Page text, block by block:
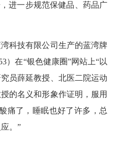
进一步规范保健品、药品广
科技有限公司生产的蓝湾牌
）在“银色健康圈”网站上“以
员薛延教授、北医二院运动
的名义和形象作证明，服用
痛了，睡眠也好了许多，总
。”